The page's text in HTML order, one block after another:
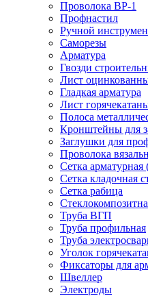
Проволока ВР-1
Профнастил
Ручной
Саморезы
Арматура
Гвозди
Лист
Гладкая арматура
Лист
Полоса
Кронштейны для
Заглушки для
Проволока
Сетка арматурная
Сетка кладочная
Сетка рабица
Труба ВГП
Труба профильная
Труба
Уголок
Фиксаторы для
Швеллер
Электроды